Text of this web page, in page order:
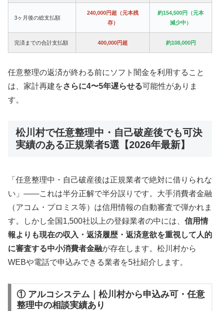
3ヶ月後の総支払額
240,000円超（元本残
存）
約154,500円（元本
減少中）
完済までの合計支払額 400,000円超 約108,000円
任意整理の返済が終わる前にソフト闇金を利用すること
は、家計再建をさらに4〜5年遅らせる可能性がありま
す。
松川村で任意整理中・自己破産後でも可決
実績のある正規業者5選【2026年最新】
「任意整理中・自己破産後は正規業者で絶対に借りられな
い」——これは半分正解で半分誤りです。大手消費者金融
（アコム・プロミス等）は信用情報の自動審査で弾かれま
す。しかし全国1,500社以上の登録業者の中には、 信用情
報よりも現在の収入・返済履歴・返済意欲を重視して人的
に審査する中小消費者金融が存在します。松川村から
WEBや電話で申込みできる業者を5社紹介します。
① アルコシステム｜松川村から申込み可・任意
整理中の相談実績あり